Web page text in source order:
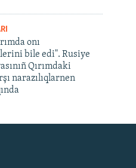
onı
bile edi". Rusiye
Qırımdaki
narazılıqlarnen